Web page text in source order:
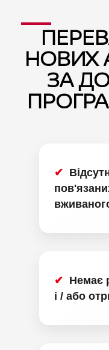
НОВИХ
ЗА
Немає
і / або